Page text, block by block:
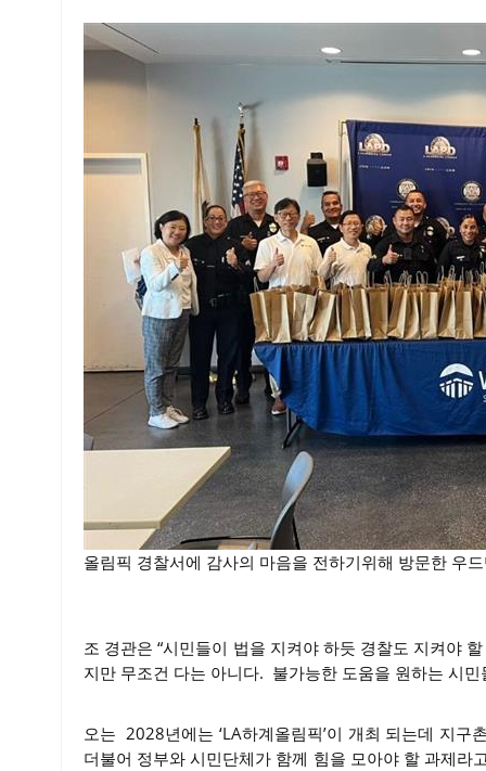
올림픽 경찰서에 감사의 마음을 전하기위해 방문한 우
조 경관은 “시민들이 법을 지켜야 하듯 경찰도 지켜야
지만 무조건 다는 아니다. 불가능한 도움을 원하는 시
오는 2028년에는 ‘LA하계올림픽’이 개최 되는데 지
더불어 정부와 시민단체가 함께 힘을 모아야 할 과제라